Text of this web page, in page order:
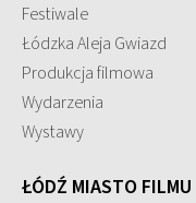
Festiwale
Łódzka Aleja Gwiazd
Produkcja filmowa
Wydarzenia
Wystawy
ŁÓDŹ MIASTO FILMU